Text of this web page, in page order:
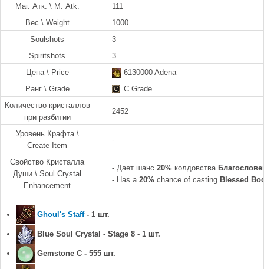
Маг. Атк. \ M. Atk.
111
Вес \ Weight
1000
Soulshots
3
Spiritshots
3
Цена \ Price
6130000 Adena
Ранг \ Grade
C Grade
Количество кристаллов
при разбитии
2452
Уровень Крафта \
Create Item
-
Свойство Кристалла
Души \ Soul Crystal
Enhancement
- Дает шанс 20% колдовства
- Has a 20% chance of casting Blessed
Ghoul's Staff- 1 шт.
Blue Soul Crystal - Stage 8 - 1 шт.
Gemstone C - 555 шт.